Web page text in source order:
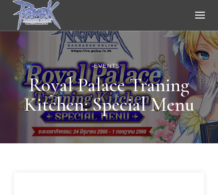
Ragnarok Online
EVENTS
Royal Palace Traning
Kitchen: Special Menu